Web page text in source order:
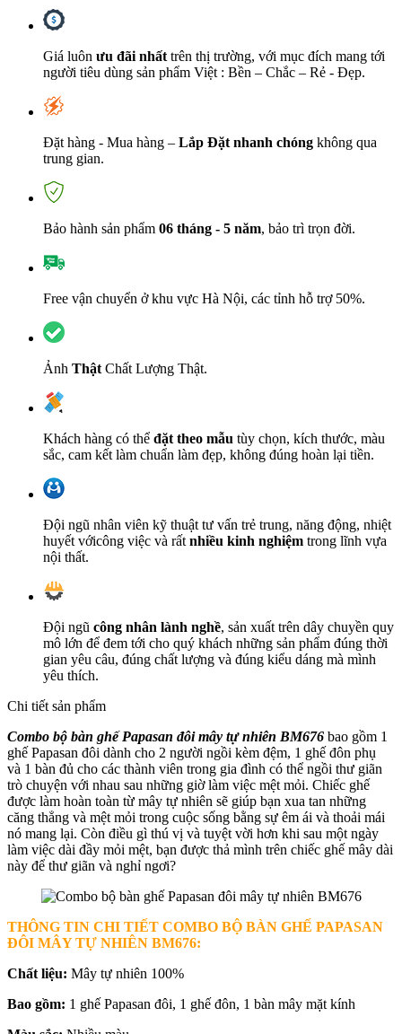
Giá luôn ưu đãi nhất trên thị trường, với mục đích mang tới
người tiêu dùng sản phẩm Việt : Bền – Chắc – Rẻ - Đẹp.
Đặt hàng - Mua hàng – Lắp Đặt nhanh chóng không qua
trung gian.
Bảo hành sản phẩm 06 tháng - 5 năm, bảo trì trọn đời.
Free vận chuyển ở khu vực Hà Nội, các tỉnh hỗ trợ 50%.
Ảnh Thật Chất Lượng Thật.
Khách hàng có thể đặt theo mẫu tùy chọn, kích thước, màu
sắc, cam kết làm chuẩn làm đẹp, không đúng hoàn lại tiền.
Đội ngũ nhân viên kỹ thuật tư vấn trẻ trung, năng động, nhiệt
huyết vớicông việc và rất nhiều kinh nghiệm trong lĩnh vựa
nội thất.
Đội ngũ công nhân lành nghề, sản xuất trên dây chuyền quy
mô lớn để đem tới cho quý khách những sản phẩm đúng thời
gian yêu câu, đúng chất lượng và đúng kiểu dáng mà mình
yêu thích.
Chi tiết sản phẩm
Combo bộ bàn ghế Papasan đôi mây tự nhiên BM676 bao gồm 1
ghế Papasan đôi dành cho 2 người ngồi kèm đệm, 1 ghế đôn phụ
và 1 bàn đủ cho các thành viên trong gia đình có thể ngồi thư giãn
trò chuyện với nhau sau những giờ làm việc mệt mỏi. Chiếc ghế
được làm hoàn toàn từ mây tự nhiên sẽ giúp bạn xua tan những
căng thẳng và mệt mỏi trong cuộc sống bằng sự êm ái và thoải mái
nó mang lại. Còn điều gì thú vị và tuyệt vời hơn khi sau một ngày
làm việc dài đầy mỏi mệt, bạn được thả mình trên chiếc ghế mây dài
này để thư giãn và nghỉ ngơi?
THÔNG TIN CHI TIẾT COMBO BỘ BÀN GHẾ PAPASAN
ĐÔI MÂY TỰ NHIÊN BM676:
Chất liệu: Mây tự nhiên 100%
Bao gồm: 1 ghế Papasan đôi, 1 ghế đôn, 1 bàn mây mặt kính